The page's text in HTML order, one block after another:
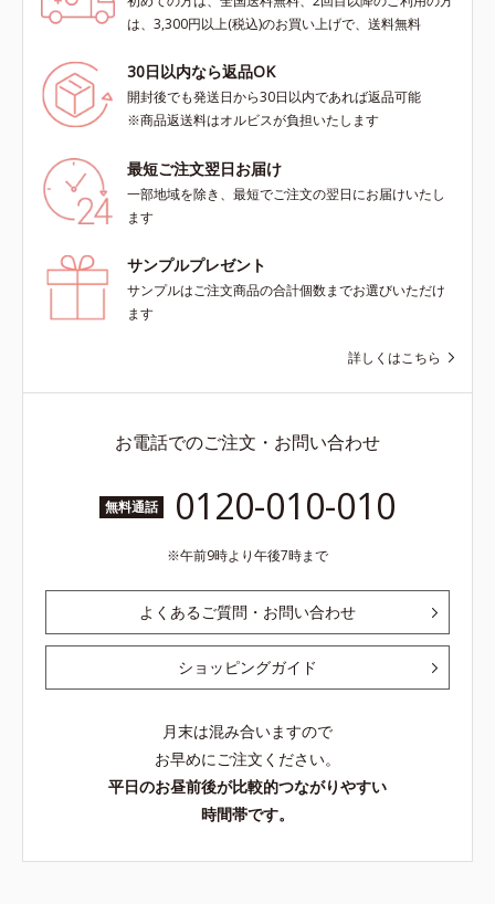
は、3,300円以上(税込)のお買い上げで、送料無料
30日以内なら返品OK
開封後でも発送日から30日以内であれば返品可能
※商品返送料はオルビスが負担いたします
最短ご注文翌日お届け
一部地域を除き、最短でご注文の翌日にお届けいたし
ます
サンプルプレゼント
サンプルはご注文商品の合計個数までお選びいただけ
ます
詳しくはこちら
お電話でのご注文・お問い合わせ
無料通話 0120-010-010
午前9時より午後7時まで
よくあるご質問・お問い合わせ
ショッピングガイド
月末は混み合いますので
お早めにご注文ください。
平日のお昼前後が比較的つながりやすい
時間帯です。